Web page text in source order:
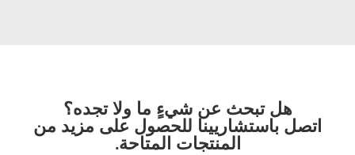
هل تبحث عن شيءٍ ما ولا تجده؟
اتصل باستشاريينا للحصول على مزيد من
المنتجات المتاحة.